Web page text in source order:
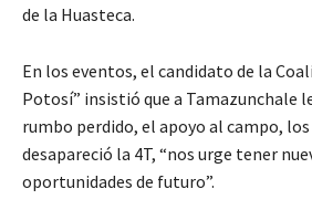
de la Huasteca.
En los eventos, el candidato de la
Potosí” insistió que a Tamazunchale
rumbo perdido, el apoyo al campo,
desapareció la 4T, “nos urge tener
oportunidades de futuro”.